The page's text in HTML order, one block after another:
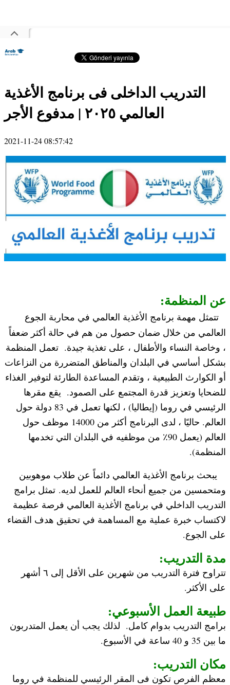
التدريب الداخلى فى برنامج الأغذية
العالمي ٢٠٢٥ | مدفوع الأجر
2021-11-24 08:57:42
عن المنظمة:
تتمثل مهمة برنامج الأغذية العالمي في محاربة الجوع
العالمي من خلال ضمان حصول من هم في حالة أكثر ضعفاً
، وخاصة النساء والأطفال ، على تغذية جيدة. تعمل المنظمة
بشكل أساسي في البلدان والمناطق المتضررة من النزاعات
أو الكوارث الطبيعية ، وتقدم المساعدة الطارئة لتوفير الغذاء
للضحايا وتعزيز قدرة المجتمع على الصمود. يقع مقرها
الرئيسي في روما (إيطاليا) ، لكنها تعمل في 83 دولة حول
العالم. حاليًا ، لدى البرنامج أكثر من 14000 موظف حول
العالم (يعمل 90٪ من موظفيه في البلدان التي تخدمها
المنظمة).
يبحث برنامج الأغذية العالمي دائماً عن طلاب موهوبين
ومتحمسين من جميع أنحاء العالم للعمل لديه. تمثل برامج
التدريب الداخلي في برنامج الأغذية العالمي فرصة عظيمة
لاكتساب خبرة عملية مع المساهمة في تحقيق هدف القضاء
على الجوع.
مدة التدريب:
تتراوح فترة التدريب من شهرين على الأقل إلى ٦ أشهر
على الأكثر.
طبيعة العمل الأسبوعي:
برامج التدريب بدوام كامل. لذلك يجب أن يعمل المتدربون
ما بين 35 و 40 ساعة في الأسبوع.
مكان التدريب:
معظم الفرص تكون فى المقر الرئيسي للمنظمة في روما